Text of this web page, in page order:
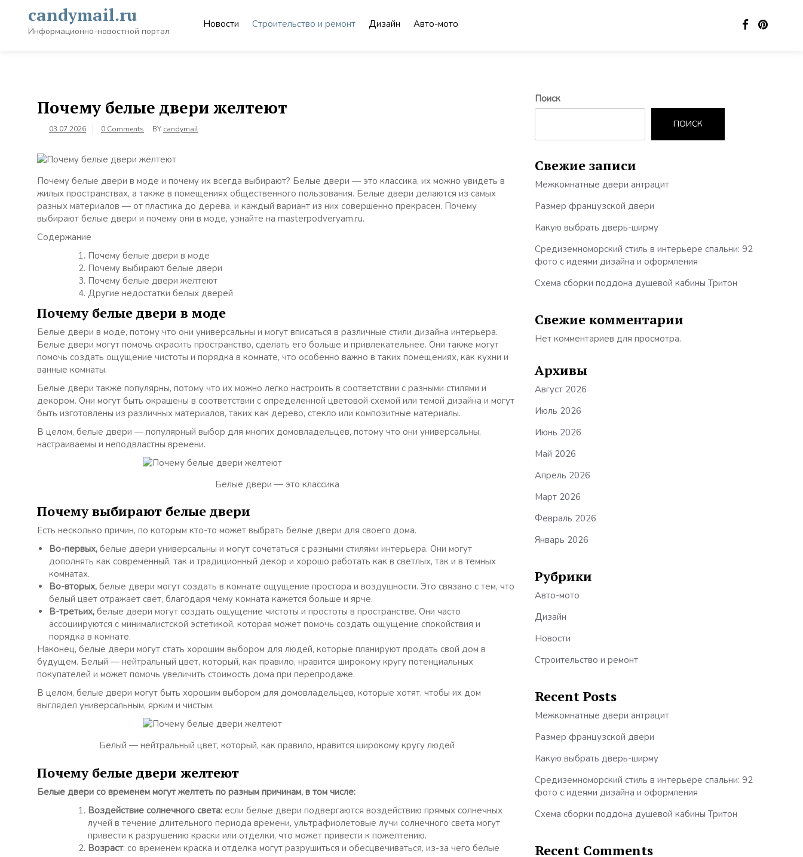
content
candymail.ru
Информационно-новостной портал
Новости Строительство и ремонт Дизайн Авто-мото
Почему белые двери желтеют
03.07.2026 0 Comments BY candymail
Почему белые двери в моде и почему их всегда выбирают? Белые двери — это классика, их можно увидеть в
жилых пространствах, а также в помещениях общественного пользования. Белые двери делаются из самых
разных материалов — от пластика до дерева, и каждый вариант из них совершенно прекрасен. Почему
выбирают белые двери и почему они в моде, узнайте на masterpodveryam.ru.
Содержание
Почему белые двери в моде
Почему выбирают белые двери
Почему белые двери желтеют
Другие недостатки белых дверей
Почему белые двери в моде
Белые двери в моде, потому что они универсальны и могут вписаться в различные стили дизайна интерьера.
Белые двери могут помочь скрасить пространство, сделать его больше и привлекательнее. Они также могут
помочь создать ощущение чистоты и порядка в комнате, что особенно важно в таких помещениях, как кухни и
ванные комнаты.
Белые двери также популярны, потому что их можно легко настроить в соответствии с разными стилями и
декором. Они могут быть окрашены в соответствии с определенной цветовой схемой или темой дизайна и могут
быть изготовлены из различных материалов, таких как дерево, стекло или композитные материалы.
В целом, белые двери — популярный выбор для многих домовладельцев, потому что они универсальны,
настраиваемы и неподвластны времени.
Белые двери — это классика
Почему выбирают белые двери
Есть несколько причин, по которым кто-то может выбрать белые двери для своего дома.
Во-первых, белые двери универсальны и могут сочетаться с разными стилями интерьера. Они могут
дополнять как современный, так и традиционный декор и хорошо работать как в светлых, так и в темных
комнатах.
Во-вторых, белые двери могут создать в комнате ощущение простора и воздушности. Это связано с тем, что
белый цвет отражает свет, благодаря чему комната кажется больше и ярче.
В-третьих, белые двери могут создать ощущение чистоты и простоты в пространстве. Они часто
ассоциируются с минималистской эстетикой, которая может помочь создать ощущение спокойствия и
порядка в комнате.
Наконец, белые двери могут стать хорошим выбором для людей, которые планируют продать свой дом в
будущем. Белый — нейтральный цвет, который, как правило, нравится широкому кругу потенциальных
покупателей и может помочь увеличить стоимость дома при перепродаже.
В целом, белые двери могут быть хорошим выбором для домовладельцев, которые хотят, чтобы их дом
выглядел универсальным, ярким и чистым.
Белый — нейтральный цвет, который, как правило, нравится широкому кругу людей
Почему белые двери желтеют
Белые двери со временем могут желтеть по разным причинам, в том числе:
Воздействие солнечного света: если белые двери подвергаются воздействию прямых солнечных
лучей в течение длительного периода времени, ультрафиолетовые лучи солнечного света могут
привести к разрушению краски или отделки, что может привести к пожелтению.
Возраст: со временем краска и отделка могут разрушиться и обесцвечиваться, из-за чего белые
Поиск
ПОИСК
Свежие записи
Межкомнатные двери антрацит
Размер французской двери
Какую выбрать дверь-ширму
Средиземноморский стиль в интерьере спальни: 92
фото с идеями дизайна и оформления
Схема сборки поддона душевой кабины Тритон
Свежие комментарии
Нет комментариев для просмотра.
Архивы
Август 2026
Июль 2026
Июнь 2026
Май 2026
Апрель 2026
Март 2026
Февраль 2026
Январь 2026
Рубрики
Авто-мото
Дизайн
Новости
Строительство и ремонт
Recent Posts
Межкомнатные двери антрацит
Размер французской двери
Какую выбрать дверь-ширму
Средиземноморский стиль в интерьере спальни: 92
фото с идеями дизайна и оформления
Схема сборки поддона душевой кабины Тритон
Recent Comments